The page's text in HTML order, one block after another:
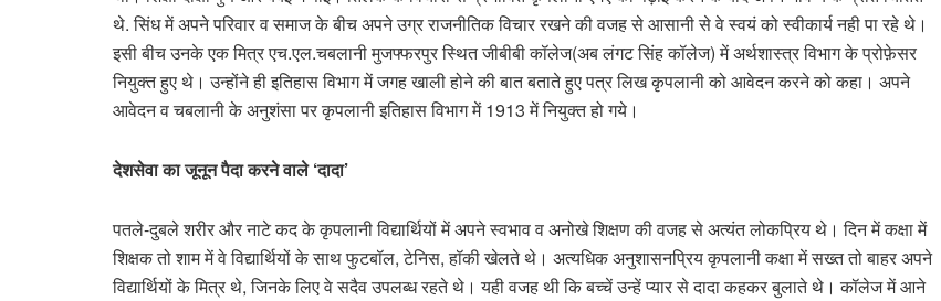
थे. सिंध में अपने परिवार व समाज के बीच अपने उग्र राजनीतिक विचार रखने की वजह से आसानी से वे स्वयं को स्वीकार्य नही पा रहे थे।
इसी बीच उनके एक मित्र एच.एल.चबलानी मुजफ्फरपुर स्थित जीबीबी कॉलेज(अब लंगट सिंह कॉलेज) में अर्थशास्त्र विभाग के प्रोफ़ेसर
नियुक्त हुए थे। उन्होंने ही इतिहास विभाग में जगह खाली होने की बात बताते हुए पत्र लिख कृपलानी को आवेदन करने को कहा। अपने
आवेदन व चबलानी के अनुशंसा पर कृपलानी इतिहास विभाग में 1913 में नियुक्त हो गये।
देशसेवा का जूनून पैदा करने वाले‘दादा’
पतले-दुबले शरीर और नाटे कद के कृपलानी विद्यार्थियों में अपने स्वभाव व अनोखे शिक्षण की वजह से अत्यंत लोकप्रिय थे। दिन में कक्षा में
शिक्षक तो शाम में वे विद्यार्थियों के साथ फुटबॉल, टेनिस, हॉकी खेलते थे। अत्यधिक अनुशासनप्रिय कृपलानी कक्षा में सख्त तो बाहर अपने
विद्यार्थियों के मित्र थे, जिनके लिए वे सदैव उपलब्ध रहते थे। यही वजह थी कि बच्चें उन्हें प्यार से दादा कहकर बुलाते थे। कॉलेज में आने